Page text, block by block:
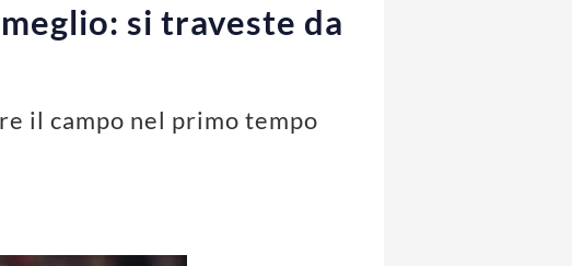
si traveste da
il campo nel primo tempo